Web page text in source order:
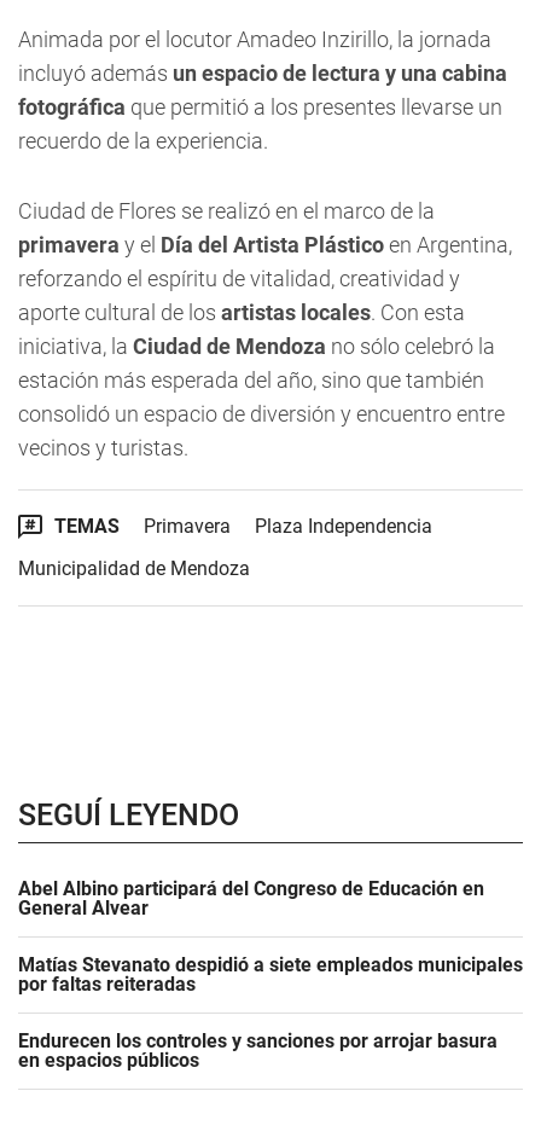
Animada por el locutor Amadeo Inzirillo, la jornada
incluyó además un espacio de lectura y una cabina
fotográfica que permitió a los presentes llevarse un
recuerdo de la experiencia.
Ciudad de Flores se realizó en el marco de la
primavera y el Día del Artista Plásticoen Argentina,
reforzando el espíritu de vitalidad, creatividad y
aporte cultural de los artistas locales. Con esta
iniciativa, la Ciudad de Mendoza no sólo celebró la
estación más esperada del año, sino que también
consolidó un espacio de diversión y encuentro entre
vecinos y turistas.
TEMAS Primavera
Plaza Independencia
Municipalidad de Mendoza
SEGUÍ LEYENDO
Abel Albino participará del Congreso de Educación en
General Alvear
Matías Stevanato despidió a siete empleados municipales
por faltas reiteradas
Endurecen los controles y sanciones por arrojar basura
en espacios públicos